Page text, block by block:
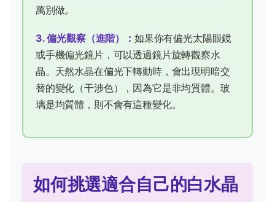
萬別做。
3. 偏光觀察（進階）： 如果你有偏光太陽眼鏡
或手機偏光鏡片，可以透過鏡片旋轉觀察水
晶。天然水晶在偏光下轉動時，會出現明暗交
替的變化（干涉色），因為它是非均質體。玻
璃是均質體，則不會有這種變化。
如何挑選適合自己的白水晶